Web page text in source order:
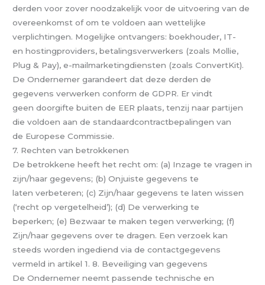
derden voor zover noodzakelijk voor de uitvoering van de
overeenkomst of om te voldoen aan wettelijke
verplichtingen. Mogelijke ontvangers: boekhouder, IT-
en hostingproviders, betalingsverwerkers (zoals Mollie,
Plug & Pay), e-mailmarketingdiensten (zoals ConvertKit).
De Ondernemer garandeert dat deze derden de
gegevens verwerken conform de GDPR. Er vindt
geen doorgifte buiten de EER plaats, tenzij naar partijen
die voldoen aan de standaardcontractbepalingen van
de Europese Commissie.
7. Rechten van betrokkenen
De betrokkene heeft het recht om: (a) Inzage te vragen in
zijn/haar gegevens; (b) Onjuiste gegevens te
laten verbeteren; (c) Zijn/haar gegevens te laten wissen
(‘recht op vergetelheid’); (d) De verwerking te
beperken; (e) Bezwaar te maken tegen verwerking; (f)
Zijn/haar gegevens over te dragen. Een verzoek kan
steeds worden ingediend via de contactgegevens
vermeld in artikel 1. 8. Beveiliging van gegevens
De Ondernemer neemt passende technische en